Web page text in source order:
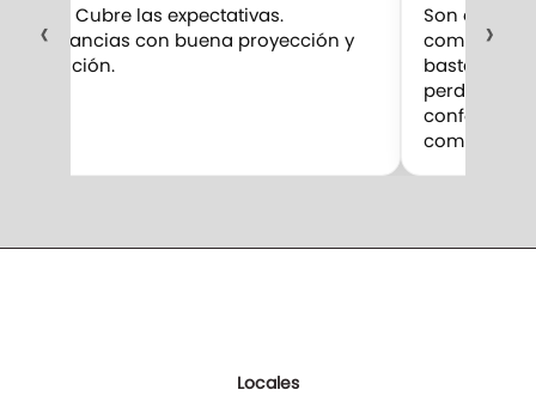
‹
10/10 Cubre las expectativas.
Fragancias con buena proyección y
duración.
Son
compro.
bastante
perduran
confesar
›
Locales